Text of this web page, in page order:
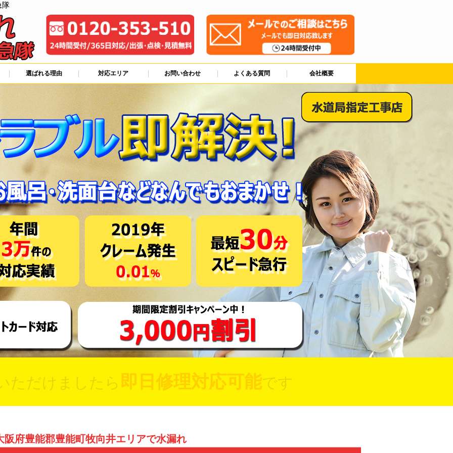
隊
選ばれる理由 対応エリア お問い合わせ よくある質問 会社概要
ただけましたら 即日修理対応可能です
阪府豊能郡豊能町牧向井エリアで水漏れ